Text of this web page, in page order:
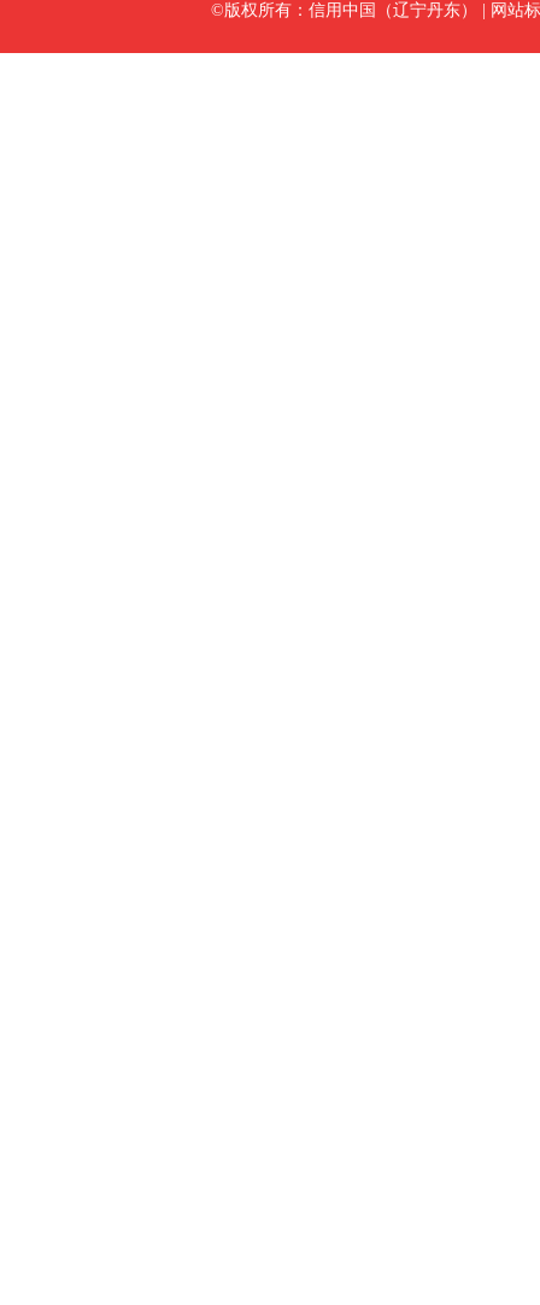
©版权所有：信用中国（辽宁丹东）
网站